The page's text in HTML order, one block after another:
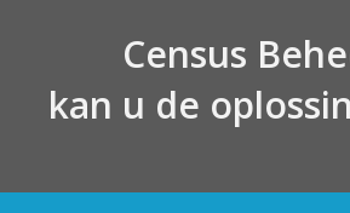
Census
kan u de